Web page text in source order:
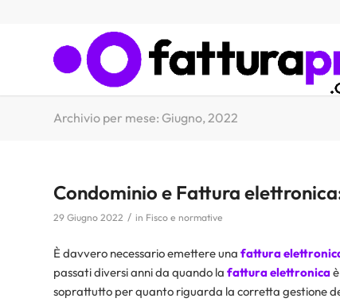
Archivio per mese: Giugno, 2022
Condominio e Fattura
29 Giugno 2022 / in Fisco e normative
È davvero necessario emettere una fattura
passati diversi anni da quando la fattura elettronica
soprattutto per quanto riguarda la corretta gestione